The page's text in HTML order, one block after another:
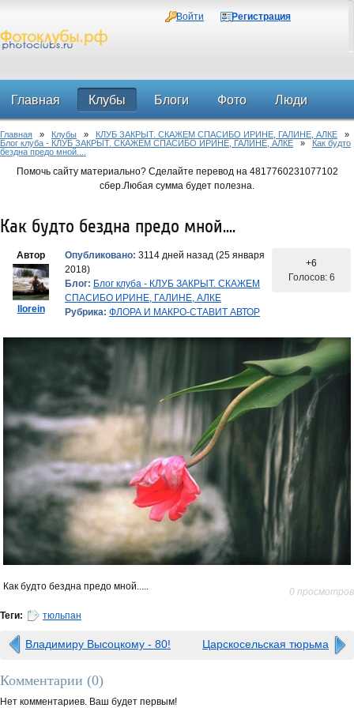
Войти Регистрация
Главная Клубы Блоги Фото Люди
Форум
Главная » Клубы » КЛУБ ЗАКРЫТ. СКАЖЕМ СПАСИБО ИРИНЕ, ГАЛИНЕ, АЛКЕ »
Блог клуба - КЛУБ ЗАКРЫТ. СКАЖЕМ СПАСИБО ИРИНЕ, ГАЛИНЕ, АЛКЕ » Как будто
бездна предо мной....
Помочь сайту материально? Сделайте перевод на 4817760231077102
сбер.Любая сумма будет полезна.
Как будто бездна предо мной....
Автор
llorein
Опубликовано: 3114 дней назад (25 января
2018)
Блог: Блог клуба - КЛУБ ЗАКРЫТ. СКАЖЕМ
СПАСИБО ИРИНЕ, ГАЛИНЕ, АЛКЕ
Рубрика: ФЛОРА И МАКРО-СТАВИТ АВТОР
+6
Голосов: 6
Как будто бездна предо мной..... 0 просмотров
Теги: тюльпан
Владимиру Высоцкому - 80! Царскосельская тюрьма
Комментарии (0)
Нет комментариев. Ваш будет первым!